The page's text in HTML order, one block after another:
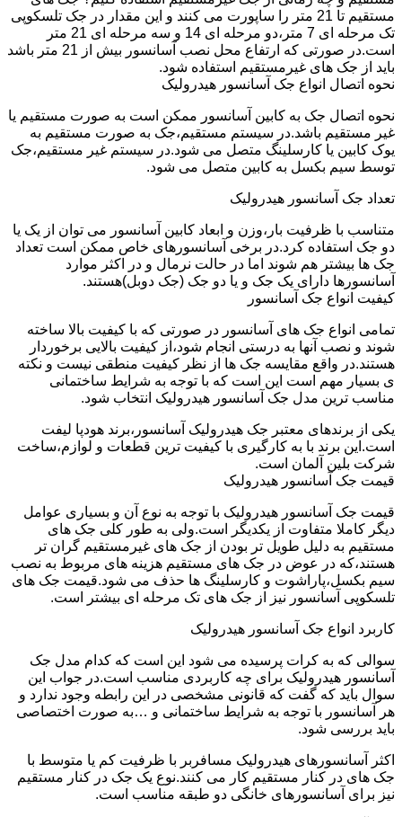
مستقیم تا 21 متر را ساپورت می کنند و این مقدار در جک تلسکوپی
تک مرحله ای 7 متر،دو مرحله ای 14 و سه مرحله ای 21 متر
است.در صورتی که ارتفاع محل نصب آسانسور بیش از 21 متر باشد
باید از جک های غیرمستقیم استفاده شود.
نحوه اتصال انواع جک آسانسور هیدرولیک
نحوه اتصال جک به کابین آسانسور ممکن است به صورت مستقیم یا
غیر مستقیم باشد.در سیستم مستقیم،جک به صورت مستقیم به
یوک کابین یا کارسلینگ متصل می شود.در سیستم غیر مستقیم،جک
توسط سیم بکسل به کابین متصل می شود.
تعداد جک آسانسور هیدرولیک
متناسب با ظرفیت بار،وزن و ابعاد کابین آسانسور می توان از یک یا
دو جک استفاده کرد.در برخی آسانسورهای خاص ممکن است تعداد
جک ها بیشتر هم شوند اما در حالت نرمال و در اکثر موارد
آسانسورها دارای یک جک و یا دو جک (جک دوبل)هستند.
کیفیت انواع جک آسانسور
تمامی انواع جک های آسانسور در صورتی که با کیفیت بالا ساخته
شوند و نصب آنها به درستی انجام شود،از کیفیت بالایی برخوردار
هستند.در واقع مقایسه جک ها از نظر کیفیت منطقی نیست و نکته
ی بسیار مهم است این است که با توجه به شرایط ساختمانی
مناسب ترین مدل جک آسانسور هیدرولیک انتخاب شود.
یکی از برندهای معتبر جک هیدرولیک آسانسور،برند هودپا لیفت
است.این برند با به کارگیری با کیفیت ترین قطعات و لوازم،ساخت
شرکت بلین آلمان است.
قیمت جک آسانسور هیدرولیک
قیمت جک آسانسور هیدرولیک با توجه به نوع آن و بسیاری عوامل
دیگر کاملا متفاوت از یکدیگر است.ولی به طور کلی جک های
مستقیم به دلیل طویل تر بودن از جک های غیرمستقیم گران تر
هستند،که در عوض در جک های مستقیم هزینه های مربوط به نصب
سیم بکسل،پاراشوت و کارسلینگ ها حذف می شود.قیمت جک های
تلسکوپی آسانسور نیز از جک های تک مرحله ای بیشتر است.
کاربرد انواع جک آسانسور هیدرولیک
سوالی که به کرات پرسیده می شود این است که کدام مدل جک
آسانسور هیدرولیک برای چه کاربردی مناسب است.در جواب این
سوال باید که گفت که قانونی مشخصی در این رابطه وجود ندارد و
هر آسانسور با توجه به شرایط ساختمانی و …به صورت اختصاصی
باید بررسی شود.
اکثر آسانسورهای هیدرولیک مسافربر با ظرفیت کم یا متوسط با
جک های در کنار مستقیم کار می کنند.نوع یک جک در کنار مستقیم
نیز برای آسانسورهای خانگی دو طبقه مناسب است.